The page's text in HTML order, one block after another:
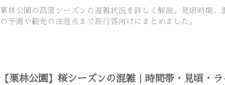
栗林公園の菖蒲シーズンの混雑状況を詳しく解説。見頃時期、
の予測や観光の注意点まで旅行客向けにまとめました。
【栗林公園】桜シーズンの混雑｜時間帯・見頃・